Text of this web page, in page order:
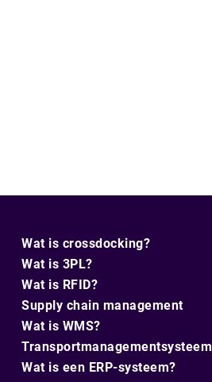
Wat is crossdocking?
Wat is 3PL?
Wat is RFID?
Supply chain management
Wat is WMS?
Transportmanagementsysteem
Wat is een ERP-systeem?